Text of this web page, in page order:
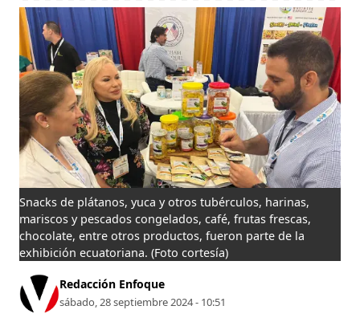
Snacks de plátanos, yuca y otros tubérculos, harinas,
mariscos y pescados congelados, café, frutas frescas,
chocolate, entre otros productos, fueron parte de la
exhibición ecuatoriana. (Foto cortesía)
Redacción Enfoque
sábado, 28 septiembre 2024 - 10:51